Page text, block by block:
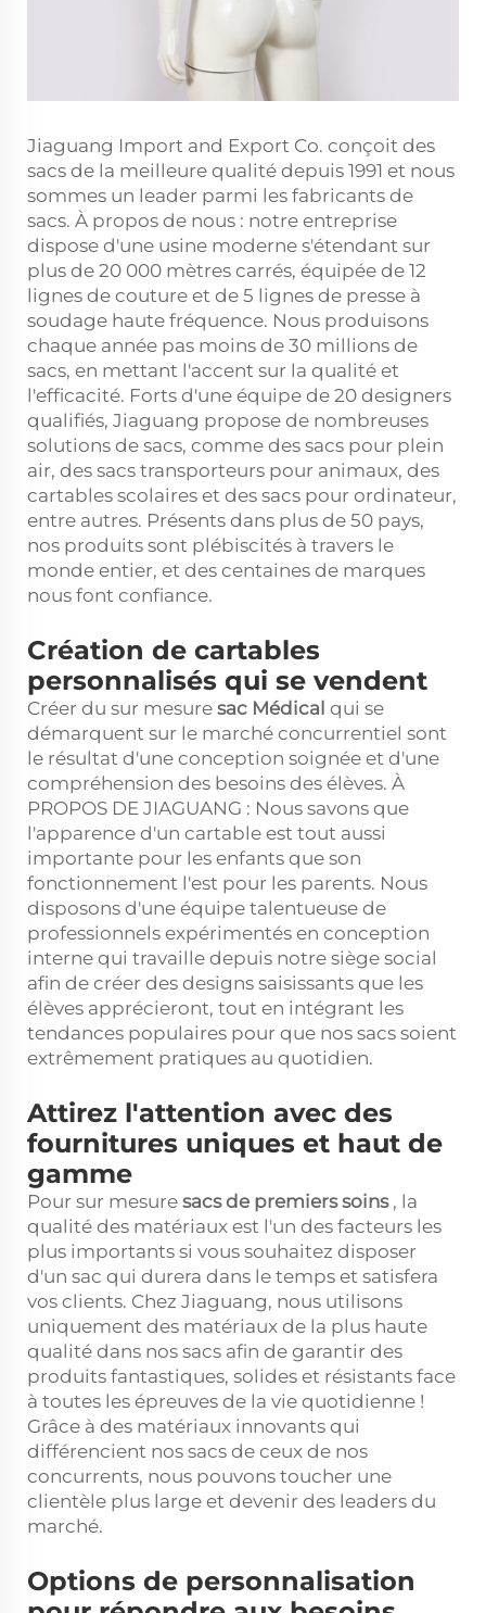
Jiaguang Import and Export Co. conçoit des
sacs de la meilleure qualité depuis 1991 et nous
sommes un leader parmi les fabricants de
sacs. À propos de nous : notre entreprise
dispose d'une usine moderne s'étendant sur
plus de 20 000 mètres carrés, équipée de 12
lignes de couture et de 5 lignes de presse à
soudage haute fréquence. Nous produisons
chaque année pas moins de 30 millions de
sacs, en mettant l'accent sur la qualité et
l'efficacité. Forts d'une équipe de 20 designers
qualifiés, Jiaguang propose de nombreuses
solutions de sacs, comme des sacs pour plein
air, des sacs transporteurs pour animaux, des
cartables scolaires et des sacs pour ordinateur,
entre autres. Présents dans plus de 50 pays,
nos produits sont plébiscités à travers le
monde entier, et des centaines de marques
nous font confiance.
Création de cartables
personnalisés qui se vendent
Créer du sur mesure sac Médical qui se
démarquent sur le marché concurrentiel sont
le résultat d'une conception soignée et d'une
compréhension des besoins des élèves. À
PROPOS DE JIAGUANG : Nous savons que
l'apparence d'un cartable est tout aussi
importante pour les enfants que son
fonctionnement l'est pour les parents. Nous
disposons d'une équipe talentueuse de
professionnels expérimentés en conception
interne qui travaille depuis notre siège social
afin de créer des designs saisissants que les
élèves apprécieront, tout en intégrant les
tendances populaires pour que nos sacs soient
extrêmement pratiques au quotidien.
Attirez l'attention avec des
fournitures uniques et haut de
gamme
Pour sur mesure sacs de premiers soins , la
qualité des matériaux est l'un des facteurs les
plus importants si vous souhaitez disposer
d'un sac qui durera dans le temps et satisfera
vos clients. Chez Jiaguang, nous utilisons
uniquement des matériaux de la plus haute
qualité dans nos sacs afin de garantir des
produits fantastiques, solides et résistants face
à toutes les épreuves de la vie quotidienne !
Grâce à des matériaux innovants qui
différencient nos sacs de ceux de nos
concurrents, nous pouvons toucher une
clientèle plus large et devenir des leaders du
marché.
Options de personnalisation